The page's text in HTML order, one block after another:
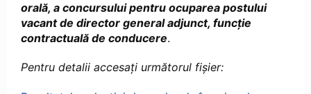
orală, a concursului pentru ocuparea postului
vacant de director general adjunct, funcție
contractuală de conducere.
Pentru detalii accesați următorul fișier: